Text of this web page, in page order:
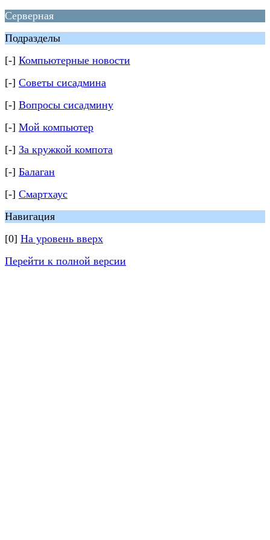
Серверная
Подразделы
[-] Компьютерные новости
[-] Советы сисадмина
[-] Вопросы сисадмину
[-] Мой компьютер
[-] За кружкой компота
[-] Балаган
[-] Смартхаус
Навигация
[0] На уровень вверх
Перейти к полной версии